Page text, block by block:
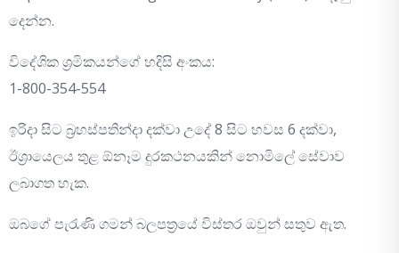
දෙන්න.
විදේශික ශ්‍රමිකයන්ගේ හදිසි අංකය:
1-800-354-554
ඉරිදා සිට බ්‍රහස්පතින්දා දක්වා උදේ 8 සිට හවස 6 දක්වා,
ඊශ්‍රායෙලය තුළ ඕනෑම දුරකථනයකින් නොමිලේ සේවාව
ලබාගත හැක.
ඔබගේ පැරැණි ගමන් බලපත්‍රයේ විස්තර ඔවුන් සතුව ඇත.